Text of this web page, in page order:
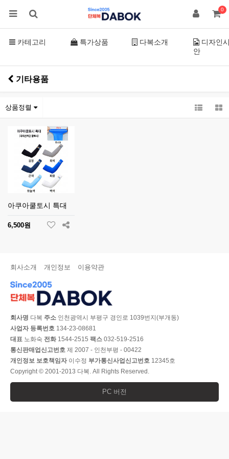
0
카테고리 특가상품 다복소개
디자인
안
기타용품
상품정렬
아쿠아쿨토시 특대
6,500원
회사소개 개인정보 이용약관
회사명 다복 주소 인천광역시 부평구 경인로 1039번지(부개동)
사업자 등록번호 134-23-08681
대표 노화숙 전화 1544-2515 팩스 032-519-2516
통신판매업신고번호 제 2007 - 인천부평 - 00422
개인정보 보호책임자 이수정 부가통신사업신고번호 12345호
Copyright © 2001-2013 다복. All Rights Reserved.
PC 버전